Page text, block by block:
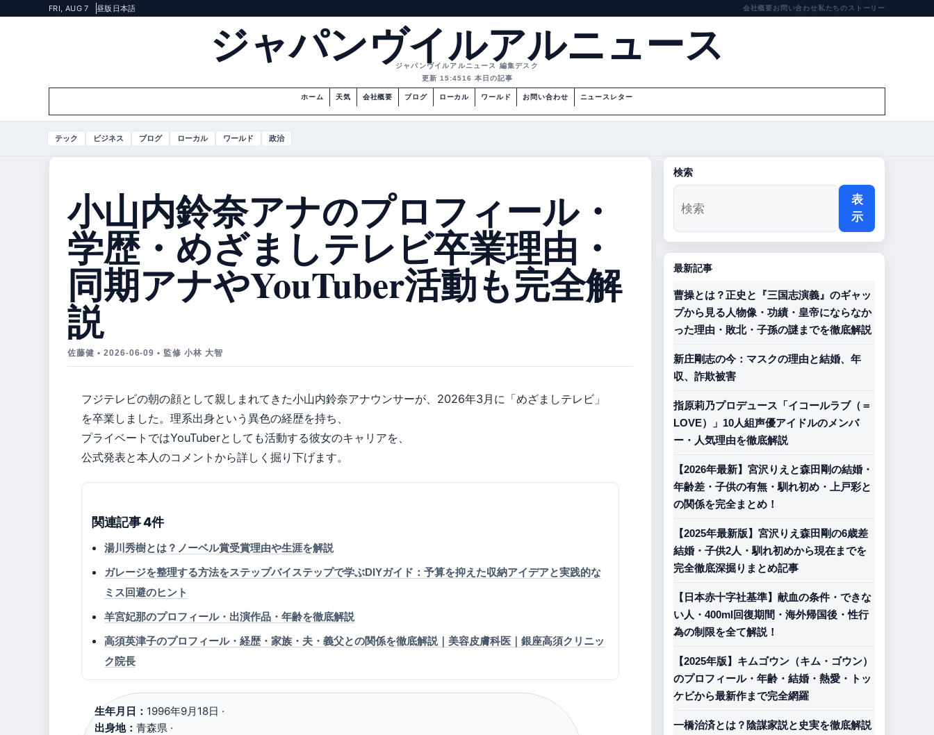
FRI, AUG 7 昼版 日本語 会社概要お問い合わせ私たちのストーリー
ジャパンヴイルアルニュース
ジャパンヴイルアルニュース 編集デスク
更新 15:4516 本日の記事
ホーム 天気 会社概要 ブログ ローカル ワールド お問い合わせ ニュースレター
テック ビジネス ブログ ローカル ワールド 政治
小山内鈴奈アナのプロフィール・
学歴・めざましテレビ卒業理由・
同期アナやYouTuber活動も完全解
説
佐藤健 • 2026-06-09 • 監修 小林 大智
フジテレビの朝の顔として親しまれてきた小山内鈴奈アナウンサーが、2026年3月に「めざましテレビ」
を卒業しました。理系出身という異色の経歴を持ち、
プライベートではYouTuberとしても活動する彼女のキャリアを、
公式発表と本人のコメントから詳しく掘り下げます。
関連記事 4件
湯川秀樹とは？ノーベル賞受賞理由や生涯を解説
ガレージを整理する方法をステップバイステップで学ぶDIYガイド：予算を抑えた収納アイデアと実践的な
ミス回避のヒント
羊宮妃那のプロフィール・出演作品・年齢を徹底解説
高須英津子のプロフィール・経歴・家族・夫・義父との関係を徹底解説｜美容皮膚科医｜銀座高須クリニッ
ク院長
生年月日： 1996年9月18日 ·
出身地： 青森県 ·
検索
表
示
最新記事
曹操とは？正史と『三国志演義』のギャッ
プから見る人物像・功績・皇帝にならなか
った理由・敗北・子孫の謎までを徹底解説
新庄剛志の今：マスクの理由と結婚、年
収、詐欺被害
指原莉乃プロデュース「イコールラブ（＝
LOVE）」10人組声優アイドルのメンバ
ー・人気理由を徹底解説
【2026年最新】宮沢りえと森田剛の結婚・
年齢差・子供の有無・馴れ初め・上戸彩と
の関係を完全まとめ！
【2025年最新版】宮沢りえ森田剛の6歳差
結婚・子供2人・馴れ初めから現在までを
完全徹底深掘りまとめ記事
【日本赤十字社基準】献血の条件・できな
い人・400ml回復期間・海外帰国後・性行
為の制限を全て解説！
【2025年版】キムゴウン（キム・ゴウン）
のプロフィール・年齢・結婚・熱愛・トッ
ケビから最新作まで完全網羅
一橋治済とは？陰謀家説と史実を徹底解説